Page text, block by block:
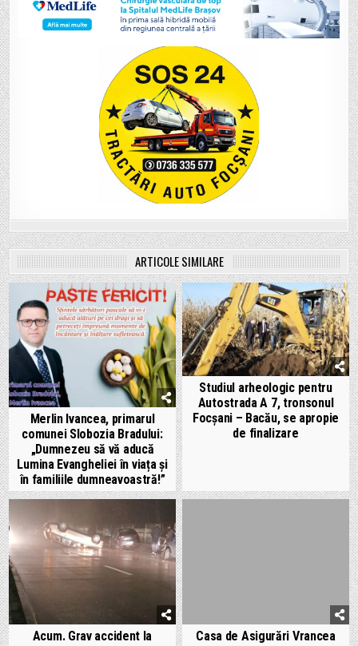
ARTICOLE SIMILARE
Merlin Ivancea, primarul
comunei Slobozia Bradului:
„Dumnezeu să vă aducă
Lumina Evangheliei în viața și
în familiile dumneavoastră!”
Studiul arheologic pentru
Autostrada A 7, tronsonul
Focșani – Bacău, se apropie
de finalizare
Acum. Grav accident la
Casa de Asigurări Vrancea